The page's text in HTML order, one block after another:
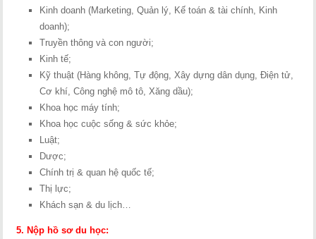
Kinh doanh (Marketing, Quản lý, Kế toán & tài chính, Kinh
doanh);
Truyền thông và con người;
Kinh tế;
Kỹ thuật (Hàng không, Tự động, Xây dựng dân dụng, Điện tử,
Cơ khí, Công nghệ mô tô, Xăng dầu);
Khoa học máy tính;
Khoa học cuộc sống & sức khỏe;
Luật;
Dược;
Chính trị & quan hệ quốc tế;
Thị lực;
Khách sạn & du lịch…
5. Nộp hồ sơ du học: